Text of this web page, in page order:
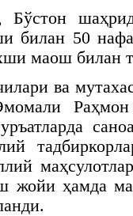
билан 50
маош билан
ва
Раҳмон
жойи ҳамда